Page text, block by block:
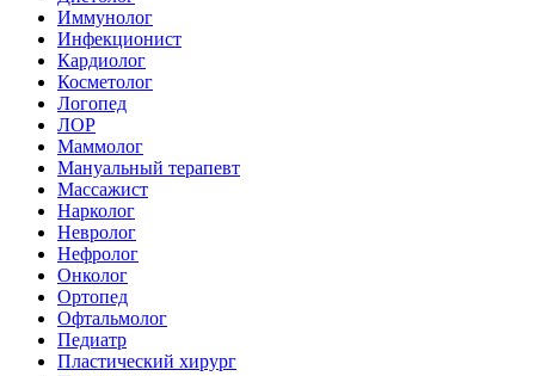
Иммунолог
Инфекционист
Кардиолог
Косметолог
Логопед
ЛОР
Маммолог
Мануальный терапевт
Массажист
Нарколог
Невролог
Нефролог
Онколог
Ортопед
Офтальмолог
Педиатр
Пластический хирург